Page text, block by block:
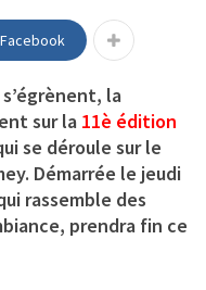
Facebook
la
sur la 11è édition
se déroule sur le
Démarrée le jeudi
rassemble des
prendra fin ce